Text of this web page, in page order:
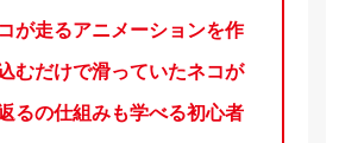
が走るアニメーションを作
むだけで滑っていたネコが
るの仕組みも学べる初心者